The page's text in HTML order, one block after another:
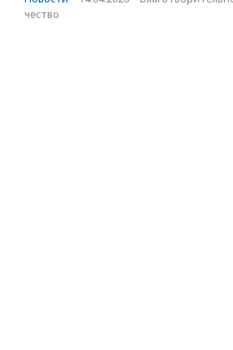
чест­во